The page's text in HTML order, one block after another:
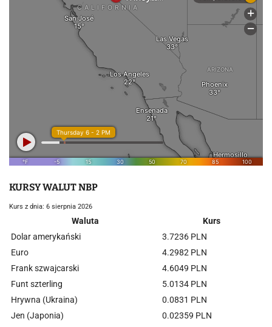
KURSY WALUT NBP
Kurs z dnia: 6 sierpnia 2026
Waluta
Kurs
Dolar amerykański
3.7236 PLN
Euro
4.2982 PLN
Frank szwajcarski
4.6049 PLN
Funt szterling
5.0134 PLN
Hrywna (Ukraina)
0.0831 PLN
Jen (Japonia)
0.02359 PLN